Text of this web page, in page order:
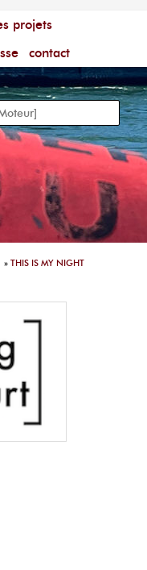
projets
contact
– [Un poing c'est
»THIS IS MY NIGHT